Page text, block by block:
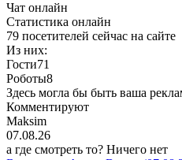
Чат онлайн
Cтатистика онлайн
79 посетителей сейчас на сайте
Из них:
Гости71
Роботы8
Здесь могла бы быть ваша
Комментируют
Maksim
07.08.26
а где смотреть то? Ничего нет